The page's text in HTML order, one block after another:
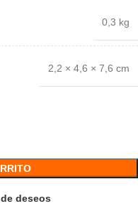
0,3 kg
2,2 × 4,6 × 7,6 cm
deseos